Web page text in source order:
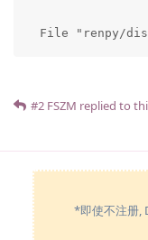
#2 FSZM replied to
*即使不注册,